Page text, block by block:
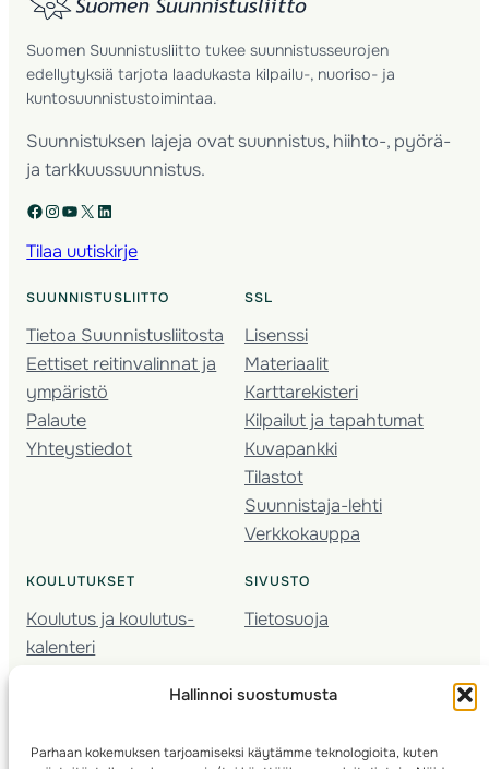
Hallinnoi suostumusta
Parhaan kokemuksen tarjoamiseksi käytämme teknologioita, kuten
Suomen Suunnistusliitto tukee suunnistusseurojen
edellytyksiä tarjota laadukasta kilpailu-, nuoriso- ja
kuntosuunnistustoimintaa.
Suunnistuksen lajeja ovat suunnistus, hiihto-, pyörä-
ja tarkkuussuunnistus.
Facebook Instagram YouTube X LinkedIn
Tilaa uutiskirje
SUUNNISTUSLIITTO
Tietoa Suunnistusliitosta
Eettiset reitinvalinnat ja
ympäristö
Palaute
Yhteystiedot
SSL
Lisenssi
Materiaalit
Karttarekisteri
Kilpailut ja tapahtumat
Kuvapankki
Tilastot
Suunnistaja-lehti
Verkkokauppa
KOULUTUKSET
Koulutus ja koulutus­
kalenteri
Seura­kehittäminen
Kartoitus
SIVUSTO
Tietosuoja